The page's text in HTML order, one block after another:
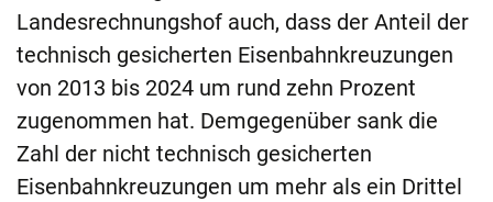
Landesrechnungshof auch, dass der Anteil der
technisch gesicherten Eisenbahnkreuzungen
von 2013 bis 2024 um rund zehn Prozent
zugenommen hat. Demgegenüber sank die
Zahl der nicht technisch gesicherten
Eisenbahnkreuzungen um mehr als ein Drittel